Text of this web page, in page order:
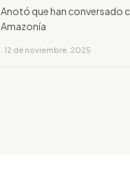
Anotó que han conversado
Amazonía
· 12 de noviembre, 2025